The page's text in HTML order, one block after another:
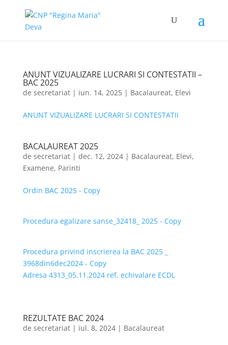
ANUNT VIZUALIZARE LUCRARI SI CONTESTATII –
BAC 2025
de secretariat| iun. 14, 2025| Bacalaureat, Elevi
ANUNT VIZUALIZARE LUCRARI SI CONTESTATII
BACALAUREAT 2025
de secretariat| dec. 12, 2024| Bacalaureat, Elevi,
Examene, Parinti
Ordin BAC 2025 - Copy
Procedura egalizare sanse_32418_ 2025 - Copy
Procedura privind inscrierea la BAC 2025 _
3968din6dec2024 - Copy
Adresa 4313_05.11.2024 ref. echivalare ECDL
REZULTATE BAC 2024
de secretariat| iul. 8, 2024| Bacalaureat